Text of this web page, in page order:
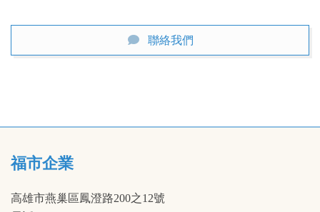
聯絡我們
福市企業
高雄市燕巢區鳳澄路200之12號